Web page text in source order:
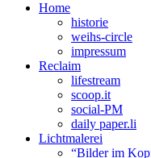
Home
historie
weihs-circle
impressum
Reclaim
lifestream
scoop.it
social-PM
daily paper.li
Lichtmalerei
“Bilder im